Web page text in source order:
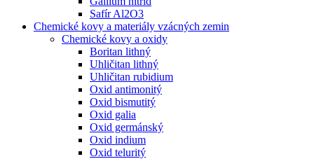
Safír Al2O3
Chemické kovy a materiály vzácných zemin
Chemické kovy a oxidy
Boritan lithný
Uhličitan lithný
Uhličitan rubidium
Oxid antimonitý
Oxid bismutitý
Oxid galia
Oxid germánský
Oxid indium
Oxid teluritý